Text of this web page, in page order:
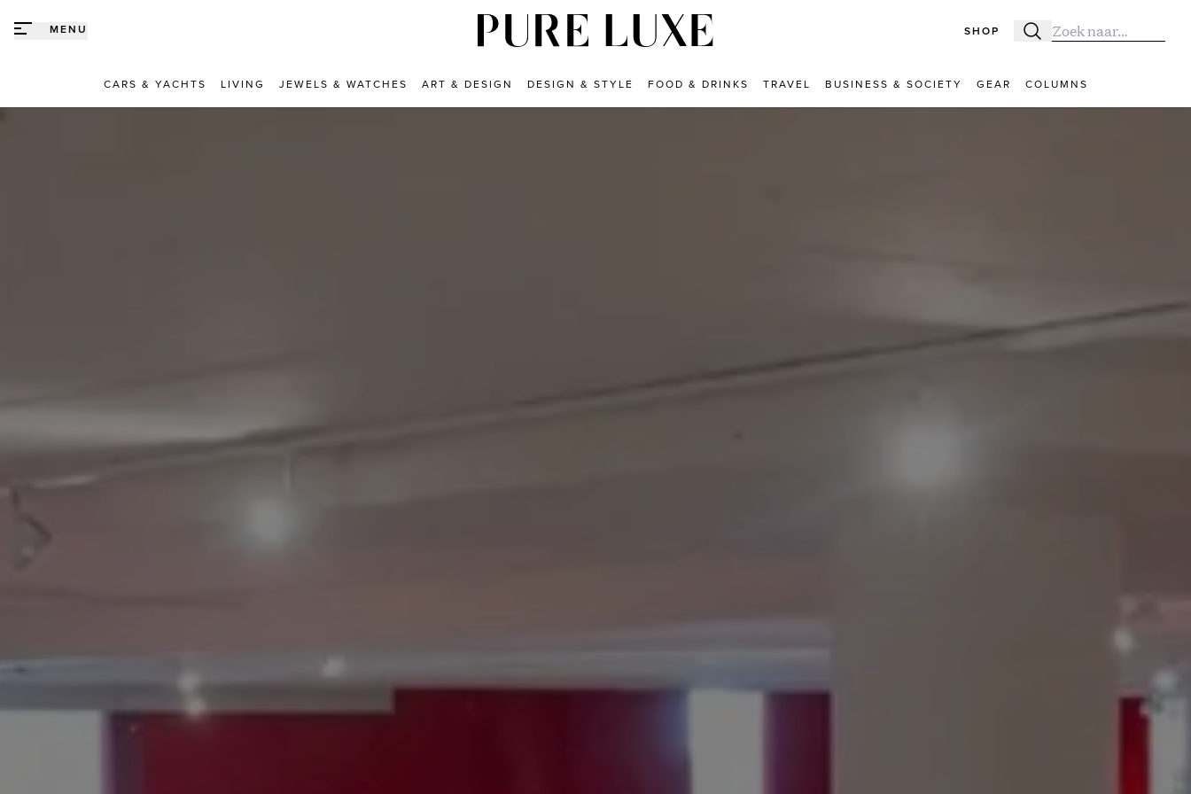
MENU SHOP Zoeken
Zoek naar:
CARS & YACHTS LIVING JEWELS & WATCHES ART & DESIGN DESIGN & STYLE FOOD & DRINKS TRAVEL BUSINESS & SOCIETY GEAR COLUMNS